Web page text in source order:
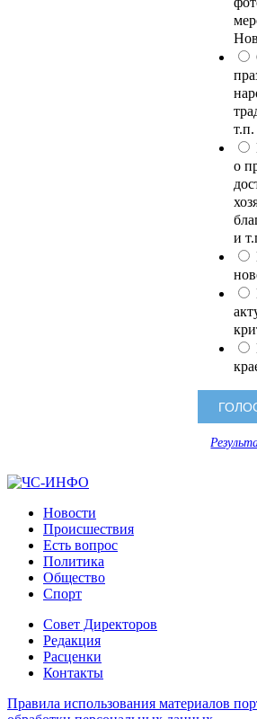
т.п.
о
и
Новости
Происшествия
Есть вопрос
Политика
Общество
Спорт
Совет Директоров
Редакция
Расценки
Контакты
Правила использования материалов